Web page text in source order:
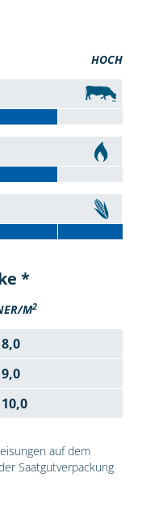
HOCH
*
M2
auf dem
Saatgutverpackung